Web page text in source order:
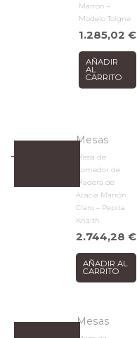
Marrón –
Modelo Toigne
1.285,02€
AÑADIR
AL
CARRITO
Mesas
Mesa de
Comedor de
Madera de
Acacia Marrón
Claro – Pepita
Knaith
2.744,28€
AÑADIR AL
CARRITO
Mesas